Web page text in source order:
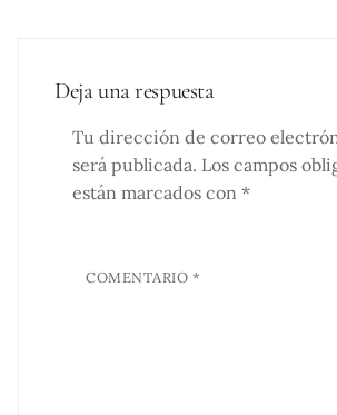
Deja una respuesta
Tu dirección de correo
será publicada. Los campos
están marcados con *
COMENTARIO *